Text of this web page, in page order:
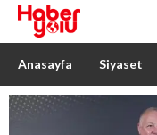
Anasayfa Siyaset